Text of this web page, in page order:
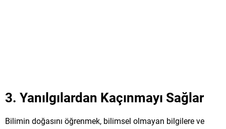
3. Yanılgılardan Kaçınmayı Sağlar
Bilimin doğasını öğrenmek, bilimsel olmayan bilgilere ve